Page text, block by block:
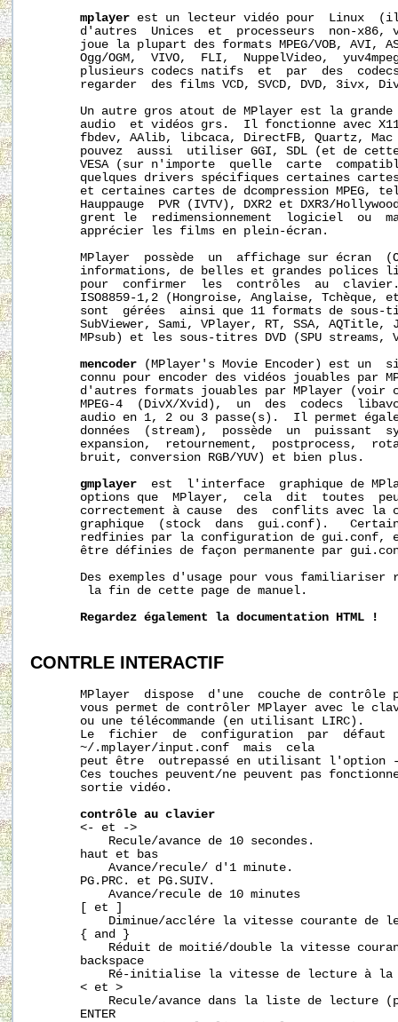
mplayer est un lecteur vidéo pour  Linux  (il
d'autres  Unices  et  processeurs  non-x86,
joue la plupart des formats MPEG/VOB, AVI,
Ogg/OGM,  VIVO,  FLI,  NuppelVideo,
plusieurs codecs natifs  et  par  des
regarder  des films VCD, SVCD, DVD, 3ivx,
Un autre gros atout de MPlayer est la
audio  et vidéos grs.  Il fonctionne avec
fbdev, AAlib, libcaca, DirectFB, Quartz,
pouvez  aussi  utiliser GGI, SDL (et de
VESA (sur n'importe  quelle  carte
quelques drivers spécifiques certaines
et certaines cartes de dcompression MPEG,
Hauppauge  PVR (IVTV), DXR2 et DXR3/
grent le  redimensionnement  logiciel  ou
       apprécier les films en plein-écran.
MPlayer  possède  un  affichage sur écran
informations, de belles et grandes polices
pour  confirmer  les  contrôles  au
ISO8859-1,2 (Hongroise, Anglaise, Tchèque,
sont  gérées  ainsi que 11 formats de sous-
SubViewer, Sami, VPlayer, RT, SSA, AQTitle,
MPsub) et les sous-titres DVD (SPU streams,
mencoder (MPlayer's Movie Encoder) est un
connu pour encoder des vidéos jouables par
d'autres formats jouables par MPlayer (voir
MPEG-4  (DivX/Xvid),  un  des  codecs
audio en 1, 2 ou 3 passe(s).  Il permet
données  (stream),  possède  un  puissant
expansion,  retournement,  postprocess,
       bruit, conversion RGB/YUV) et bien plus.
gmplayer
est  l'interface  graphique de
options que  MPlayer,  cela  dit  toutes
correctement à cause  des  conflits avec la
graphique  (stock  dans  gui.conf).
redfinies par la configuration de gui.conf,
être définies de façon permanente par
Des exemples d'usage pour vous familiariser
        la fin de cette page de manuel.
Regardez également la documentation HTML !
CONTRLE INTERACTIF
MPlayer  dispose  d'une  couche de contrôle
vous permet de contrôler MPlayer avec le
       ou une télécommande (en utilisant LIRC).
Le  fichier  de  configuration  par  défaut
~/.mplayer/input.conf
  mais  cela
peut être  outrepassé en utilisant l'option
Ces touches peuvent/ne peuvent pas
       sortie vidéo.
contrôle au clavier
       <- et ->
           Recule/avance de 10 secondes.
       haut et bas
           Avance/recule/ d'1 minute.
       PG.PRC. et PG.SUIV.
           Avance/recule de 10 minutes
       [ et ]
Diminue/acclére la vitesse courante de
       { and }
Réduit de moitié/double la vitesse
       backspace
Ré-initialise la vitesse de lecture à la
       < et >
Recule/avance dans la liste de lecture
       ENTER